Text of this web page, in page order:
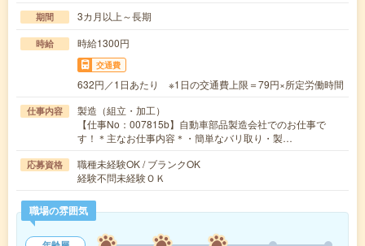
期間 3カ月以上～長期
時給 時給1300円
交通費
632円／1日あたり ※1日の交通費上限＝79円×所定労働時間
仕事内容
製造（組立・加工）
【仕事No：007815b】自動車部品製造会社でのお仕事で
す！＊主なお仕事内容＊・簡単なバリ取り・製…
応募資格
職種未経験OK / ブランクOK
経験不問未経験ＯＫ
職場の雰囲気